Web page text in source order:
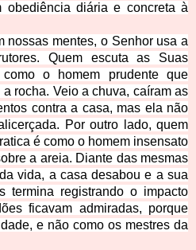
obediência diária e concreta à
nossas mentes, o Senhor usa a
Quem escuta as Suas
o homem prudente que
rocha. Veio a chuva, caíram as
contra a casa, mas ela não
Por outro lado, quem
é como o homem insensato
a areia. Diante das mesmas
vida, a casa desabou e a sua
termina registrando o impacto
ficavam admiradas, porque
e não como os mestres da